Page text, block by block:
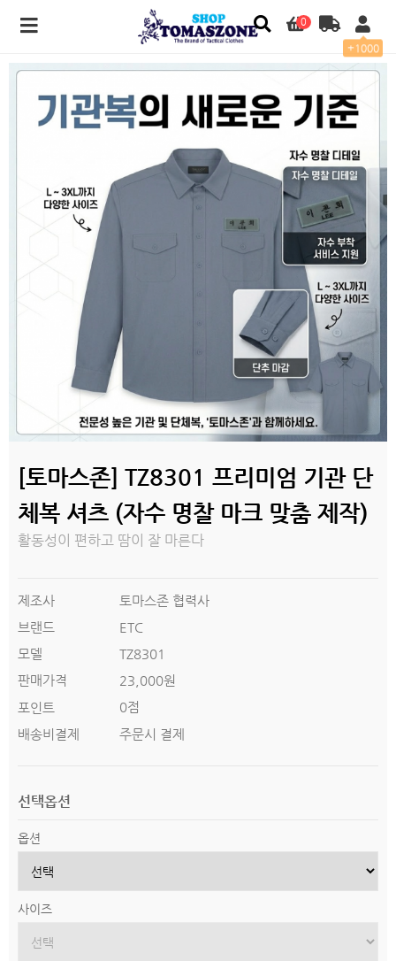
0
+1000
[토마스존] TZ8301 프리미엄 기관 단체복 셔츠 (자수 명찰 마크 맞춤 제작) > 경호원 전용관
[토마스존] TZ8301 프리미엄 기관 단
체복 셔츠 (자수 명찰 마크 맞춤 제작)
활동성이 편하고 땀이 잘 마른다
제조사
토마스존 협력사
브랜드
ETC
모델
TZ8301
판매가격
23,000원
포인트
0점
배송비결제
주문시 결제
선택옵션
옵션
사이즈